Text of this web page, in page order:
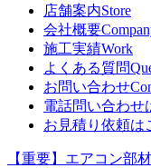
店舗案内Store
会社概要
施工実績Work
よくある質問
お問い合わせ
電話問い合わせ
お見積り依頼は
【重要】エアコン部